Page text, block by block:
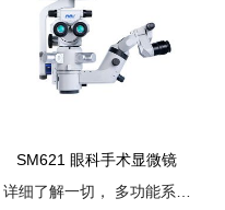
SM621 眼科手术显微镜
详细了解一切， 多功能系统